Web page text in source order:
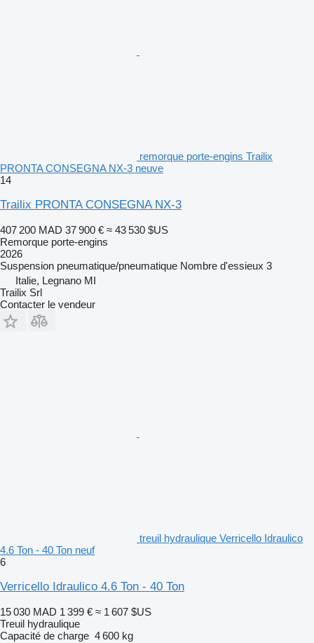
remorque porte-engins Trailix
PRONTA CONSEGNA NX-3 neuve
14
Trailix PRONTA CONSEGNA NX-3
407 200 MAD 37 900 € ≈ 43 530 $US
Remorque porte-engins
2026
Suspension pneumatique/pneumatique Nombre d'essieux 3
Italie, Legnano MI
Trailix Srl
Contacter le vendeur
treuil hydraulique Verricello Idraulico
4.6 Ton - 40 Ton neuf
6
Verricello Idraulico 4.6 Ton - 40 Ton
15 030 MAD 1 399 € ≈ 1 607 $US
Treuil hydraulique
Capacité de charge 4 600 kg